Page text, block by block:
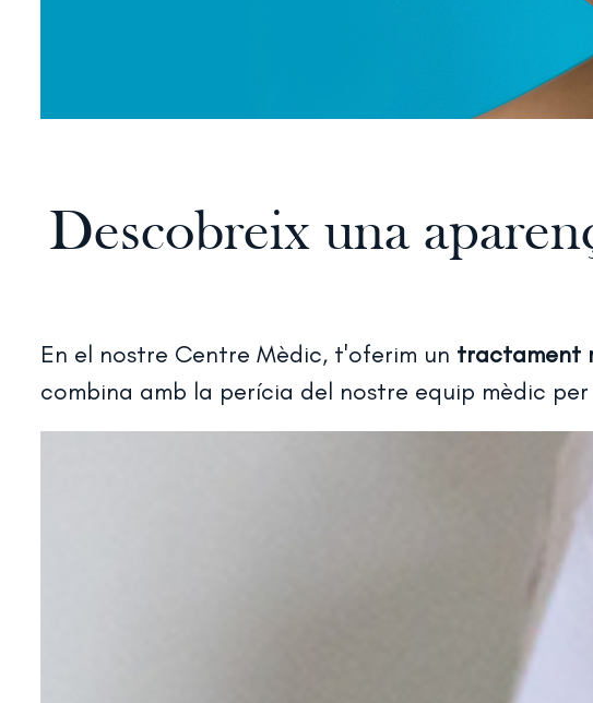
Descobreix una
En el nostre Centre Mèdic, t'oferim un tractament
combina amb la perícia del nostre equip mèdic per